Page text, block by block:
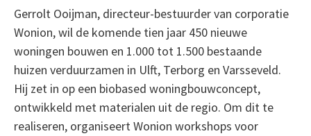
Gerrolt Ooijman, directeur-bestuurder van corporatie
Wonion, wil de komende tien jaar 450 nieuwe
woningen bouwen en 1.000 tot 1.500 bestaande
huizen verduurzamen in Ulft, Terborg en Varsseveld.
Hij zet in op een biobased woningbouwconcept,
ontwikkeld met materialen uit de regio. Om dit te
realiseren, organiseert Wonion workshops voor